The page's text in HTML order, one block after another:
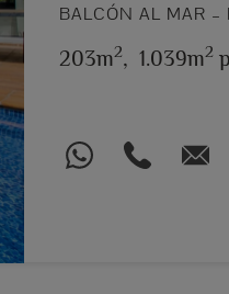
BALCÓN AL MAR –
203m2, 1.039m2